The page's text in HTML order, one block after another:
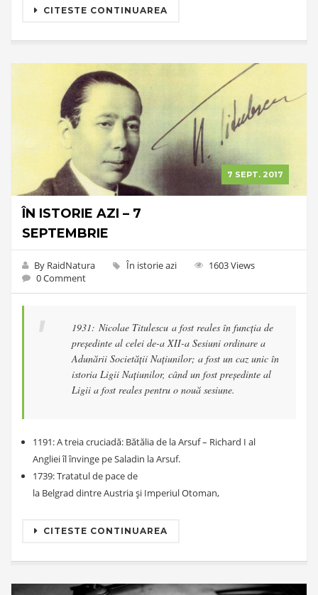
CITESTE CONTINUAREA
ÎN ISTORIE AZI – 7
SEPTEMBRIE
7 SEPT. 2017
By RaidNatura În istorie azi
1603 Views
0 Comment
1931: Nicolae Titulescu a fost reales în funcția de
președinte al celei de-a XII-a Sesiuni ordinare a
Adunării Societății Națiunilor; a fost un caz unic în
istoria Ligii Națiunilor, când un fost președinte al
Ligii a fost reales pentru o nouă sesiune.
1191: A treia cruciadă: Bătălia de la Arsuf – Richard I al
Angliei îl învinge pe Saladin la Arsuf.
1739: Tratatul de pace de
la Belgrad dintre Austria și Imperiul Otoman,
CITESTE CONTINUAREA